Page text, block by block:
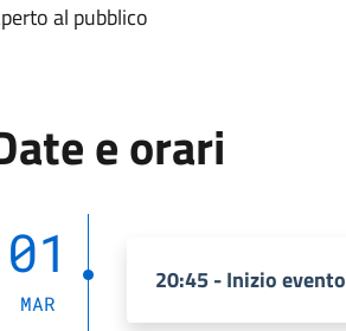
al pubblico
e orari
01
MAR
20:45 - Inizio evento